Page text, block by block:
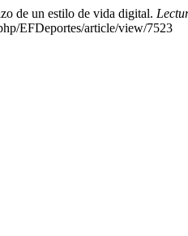
de un estilo de vida digital.
EFDeportes/article/view/7523